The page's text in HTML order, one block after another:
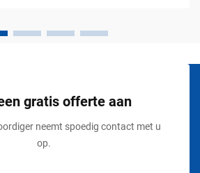
gratis offerte aan
neemt spoedig contact met u
op.